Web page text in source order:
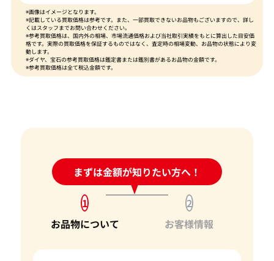
※画像はイメージとなります。
※記載している買取価格は参考です。また、一部買取できないお品物もございますので、詳し
くはスタッフまでお問い合わせください。
※参考買取価格は、国内外の相場、市場流通価格および当社取引実績をもとに算出した目安価
格です。実際の買取価格を保証するものではなく、査定時の相場変動、お品物の状態により変
動します。
※ダイヤ、宝石の参考買取価格は鑑定書または鑑別書があるお品物の金額です。
※参考買取価格は全て税込金額です。
まずは金額が知りたい方へ！
24時間受付中!問い合わせフォーム
1
お品物について
2
お客様情報